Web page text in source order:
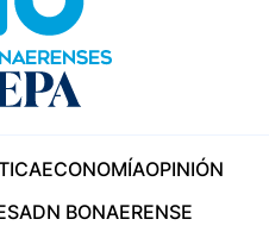
ECONOMÍAOPINIÓN
ADN BONAERENSE